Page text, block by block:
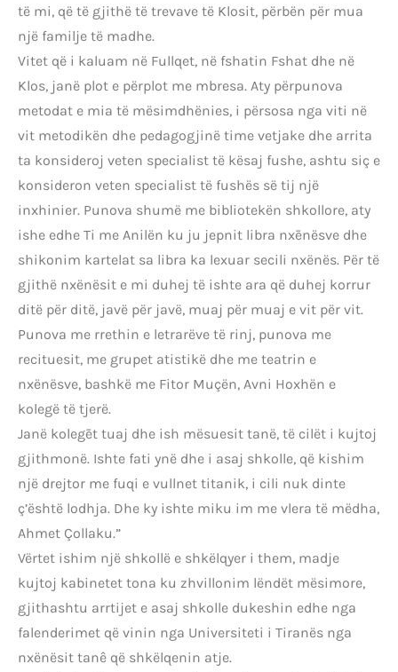
të mi, që të gjithë të trevave të Klosit, përbën për mua
një familje të madhe.
Vitet që i kaluam në Fullqet, në fshatin Fshat dhe në
Klos, janë plot e përplot me mbresa. Aty përpunova
metodat e mia të mësimdhënies, i përsosa nga viti në
vit metodikën dhe pedagogjinë time vetjake dhe arrita
ta konsideroj veten specialist të kësaj fushe, ashtu siç e
konsideron veten specialist të fushës së tij një
inxhinier. Punova shumë me bibliotekën shkollore, aty
ishe edhe Ti me Anilën ku ju jepnit libra nxēnësve dhe
shikonim kartelat sa libra ka lexuar secili nxënës. Për të
gjithë nxënësit e mi duhej të ishte ara që duhej korrur
ditë për ditë, javë për javë, muaj për muaj e vit për vit.
Punova me rrethin e letrarëve të rinj, punova me
recituesit, me grupet atistikë dhe me teatrin e
nxënësve, bashkë me Fitor Muçën, Avni Hoxhën e
kolegë të tjerë.
Janë kolegēt tuaj dhe ish mësuesit tanë, të cilët i kujtoj
gjithmonë. Ishte fati ynë dhe i asaj shkolle, që kishim
një drejtor me fuqi e vullnet titanik, i cili nuk dinte
ç’është lodhja. Dhe ky ishte miku im me vlera të mëdha,
Ahmet Çollaku.”
Vërtet ishim një shkollë e shkëlqyer i them, madje
kujtoj kabinetet tona ku zhvillonim lëndët mësimore,
gjithashtu arrtijet e asaj shkolle dukeshin edhe nga
falenderimet që vinin nga Universiteti i Tiranës nga
nxënësit tanê që shkëlqenin atje.